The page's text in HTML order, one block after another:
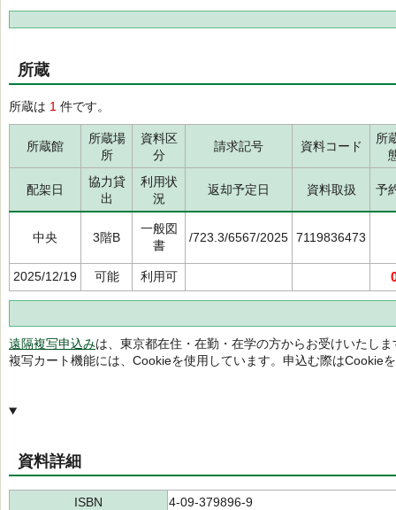
所蔵
所蔵は 1 件です。
所蔵館
所蔵場
所
資料区
分
請求記号 資料コード
所
配架日
協力貸
出
利用状
況
返却予定日 資料取扱 予
中央 3階B
一般図
書
/723.3/6567/2025 7119836473
2025/12/19 可能 利用可
遠隔複写申込みは、東京都在住・在勤・在学の方からお受けいたしま
複写カート機能には、Cookieを使用しています。申込む際はCookie
資料詳細
ISBN
4-09-379896-9